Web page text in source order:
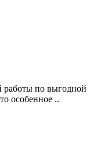
по выгодной
особенное ..